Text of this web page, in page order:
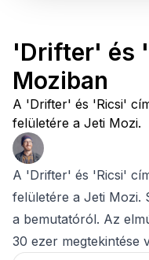
'Drifter' és
Moziban
A 'Drifter' és 'Ricsi'
felületére a Jeti Mozi.
A 'Drifter' és 'Ricsi'
felületére a Jeti Mozi.
a bemutatóról. Az
30 ezer megtekintése